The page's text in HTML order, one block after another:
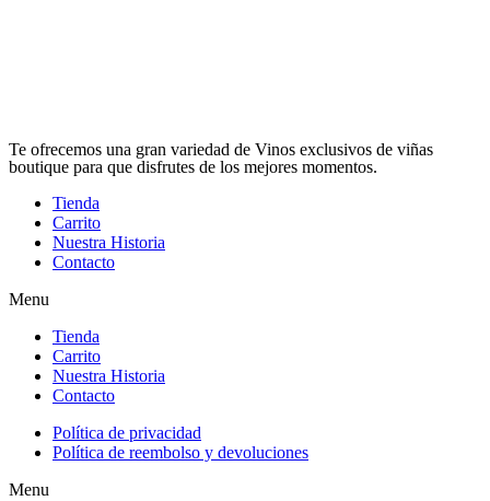
Te ofrecemos una gran variedad de Vinos exclusivos de viñas
boutique para que disfrutes de los mejores momentos.
Tienda
Carrito
Nuestra Historia
Contacto
Menu
Tienda
Carrito
Nuestra Historia
Contacto
Política de privacidad
Política de reembolso y devoluciones
Menu